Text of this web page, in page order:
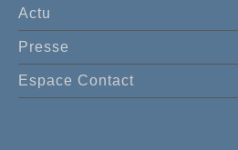
Actu
Presse
Espace Contact